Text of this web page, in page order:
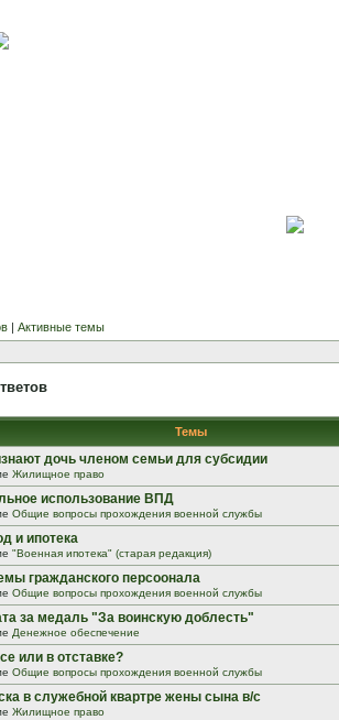
| Активные темы
Темы
дочь членом семьи для субсидии
Жилищное право
использование ВПД
Общие вопросы прохождения военной службы
и ипотека
"Военная ипотека" (старая редакция)
гражданского персоонала
Общие вопросы прохождения военной службы
за медаль "За воинскую доблесть"
Денежное обеспечение
или в отставке?
Общие вопросы прохождения военной службы
в служебной квартре жены сына в/с
Жилищное право